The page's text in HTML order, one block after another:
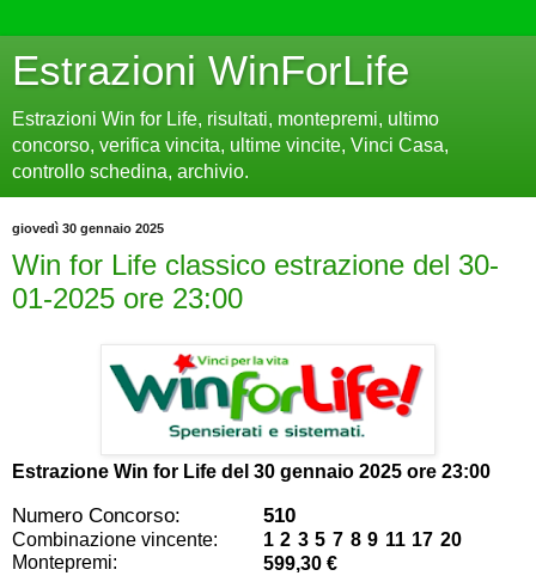
Estrazioni WinForLife
Estrazioni Win for Life, risultati, montepremi, ultimo
concorso, verifica vincita, ultime vincite, Vinci Casa,
controllo schedina, archivio.
giovedì 30 gennaio 2025
Win for Life classico estrazione del 30-
01-2025 ore 23:00
Estrazione Win for Life del 30 gennaio 2025 ore 23:00
Numero Concorso: 510
Combinazione vincente:
1 2 3 5 7 8 9 11 17 20
Montepremi:
599,30 €